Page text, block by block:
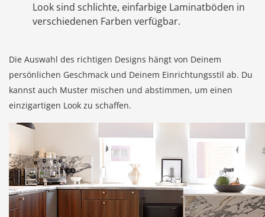
Look sind schlichte, einfarbige Laminatböden in
verschiedenen Farben verfügbar.
Die Auswahl des richtigen Designs hängt von Deinem
persönlichen Geschmack und Deinem Einrichtungsstil ab. Du
kannst auch Muster mischen und abstimmen, um einen
einzigartigen Look zu schaffen.